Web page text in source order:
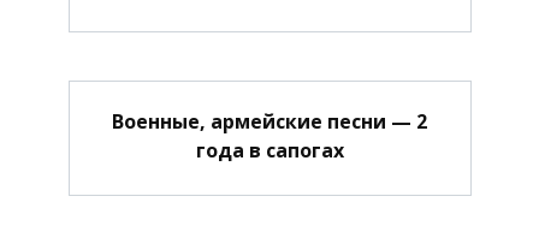
Военные, армейские песни — 2
года в сапогах